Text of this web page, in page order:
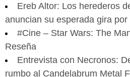
Ereb Altor: Los herederos
anuncian su esperada gira por
#Cine – Star Wars: The
Reseña
Entrevista con Necronos:
rumbo al Candelabrum Metal